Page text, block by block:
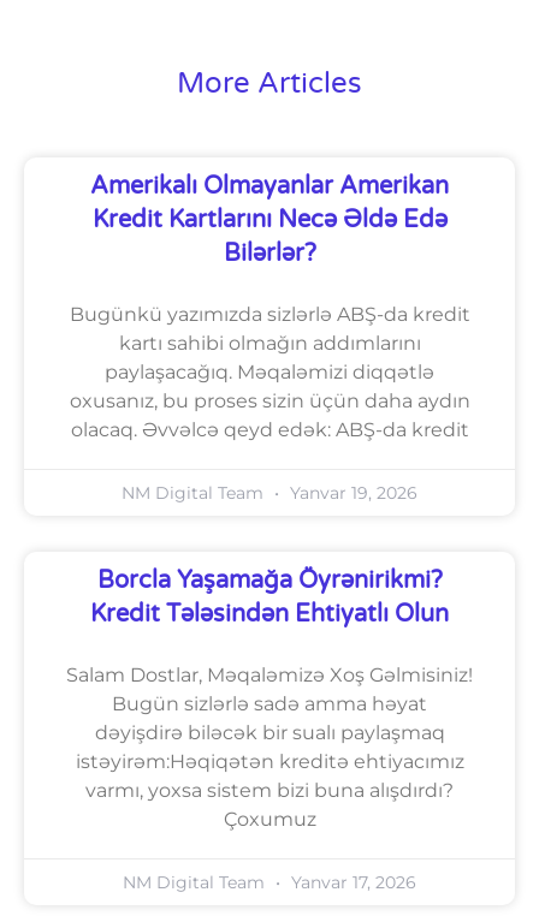
More Articles
Amerikalı Olmayanlar Amerikan
Kredit Kartlarını Necə Əldə Edə
Bilərlər?
Bugünkü yazımızda sizlərlə ABŞ-da kredit
kartı sahibi olmağın addımlarını
paylaşacağıq. Məqaləmizi diqqətlə
oxusanız, bu proses sizin üçün daha aydın
olacaq. Əvvəlcə qeyd edək: ABŞ-da kredit
NM Digital Team Yanvar 19, 2026
Borcla Yaşamağa Öyrənirikmi?
Kredit Tələsindən Ehtiyatlı Olun
Salam Dostlar, Məqaləmizə Xoş Gəlmisiniz!
Bugün sizlərlə sadə amma həyat
dəyişdirə biləcək bir sualı paylaşmaq
istəyirəm:Həqiqətən kreditə ehtiyacımız
varmı, yoxsa sistem bizi buna alışdırdı?
Çoxumuz
NM Digital Team Yanvar 17, 2026